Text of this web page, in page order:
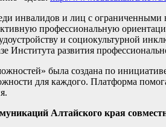
инвалидов и лиц с
профессиональную
и социокультурной
развития
была создана по
для каждого. Платформа
Алтайского края